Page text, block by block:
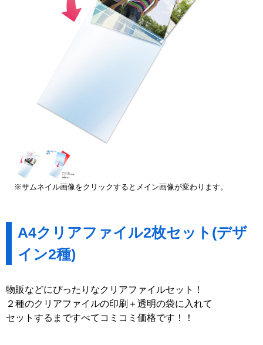
※サムネイル画像をクリックするとメイン画像が変わります。
A4クリアファイル2枚セット(デザ
イン2種)
物販などにぴったりなクリアファイルセット！
２種のクリアファイルの印刷＋透明の袋に入れて
セットするまですべてコミコミ価格です！！